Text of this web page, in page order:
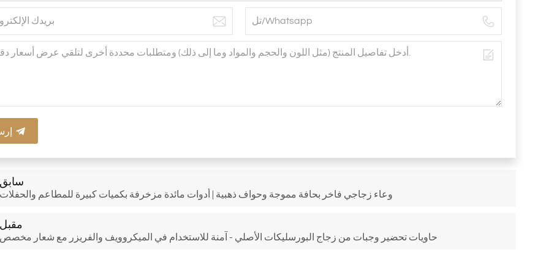
وعاء زجاجي فاخر بحافة مموجة وحواف ذهبية | أدوات مائدة مزخرفة بكميات كبيرة للمطاعم
حاويات تحضير وجبات من زجاج البورسليكات الأصلي - آمنة للاستخدام في الميكروويف والفريزر مع شعار